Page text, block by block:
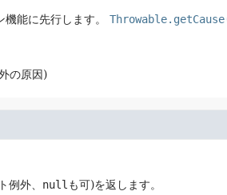
能に先行します。
の原因)
例外、 null も可)を返します。